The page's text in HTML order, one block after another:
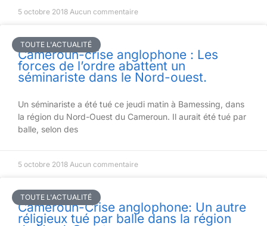
5 octobre 2018 Aucun commentaire
TOUTE L'ACTUALITÉ
Cameroun-crise anglophone : Les
forces de l’ordre abattent un
séminariste dans le Nord-ouest.
Un séminariste a été tué ce jeudi matin à Bamessing, dans
la région du Nord-Ouest du Cameroun. Il aurait été tué par
balle, selon des
5 octobre 2018 Aucun commentaire
TOUTE L'ACTUALITÉ
Cameroun-Crise anglophone: Un autre
réligieux tué par balle dans la région